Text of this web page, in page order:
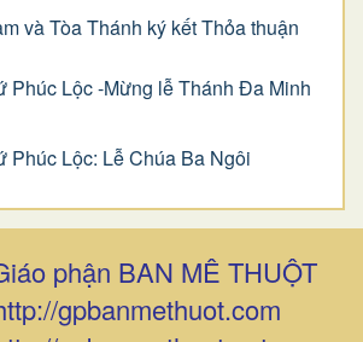
và Tòa Thánh ký kết Thỏa thuận
Phúc Lộc -Mừng lễ Thánh Đa Minh
Phúc Lộc: Lễ Chúa Ba Ngôi
phận BAN MÊ THUỘT
gpbanmethuot.com